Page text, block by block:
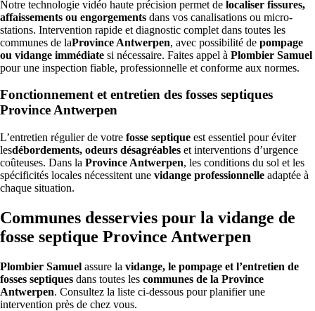
Notre technologie vidéo haute précision permet de localiser fissures,
affaissements ou engorgements dans vos canalisations ou micro-
stations. Intervention rapide et diagnostic complet dans toutes les
communes de laProvince Antwerpen, avec possibilité de pompage
ou vidange immédiate si nécessaire. Faites appel à Plombier Samuel
pour une inspection fiable, professionnelle et conforme aux normes.
Fonctionnement et entretien des fosses septiques
Province Antwerpen
L’entretien régulier de votre fosse septique est essentiel pour éviter
lesdébordements, odeurs désagréables et interventions d’urgence
coûteuses. Dans la Province Antwerpen, les conditions du sol et les
spécificités locales nécessitent une vidange professionnelle adaptée à
chaque situation.
Communes desservies pour la vidange de
fosse septique Province Antwerpen
Plombier Samuel assure la vidange, le pompage et l’entretien de
fosses septiques dans toutes les communes de la Province
Antwerpen. Consultez la liste ci-dessous pour planifier une
intervention près de chez vous.